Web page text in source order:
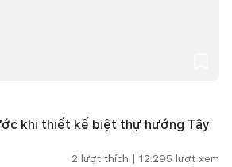
khi thiết kế biệt thự hướng Tây
2 lượt thích | 12.295 lượt xem